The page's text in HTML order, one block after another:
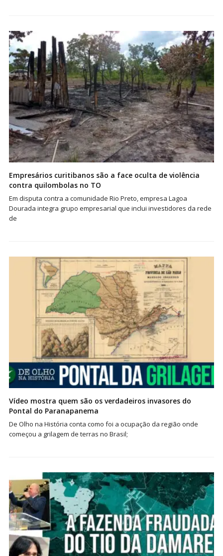
Empresários curitibanos são a face oculta de violência
contra quilombolas no TO
Em disputa contra a comunidade Rio Preto, empresa Lagoa
Dourada integra grupo empresarial que inclui investidores da rede
de
Vídeo mostra quem são os verdadeiros invasores do
Pontal do Paranapanema
De Olho na História conta como foi a ocupação da região onde
começou a grilagem de terras no Brasil;